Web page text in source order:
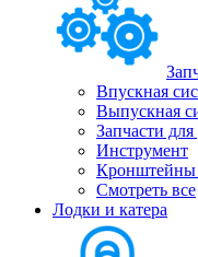
Впускная
Выпускная
Запчасти
Инструмент
Кронштейны
Смотреть все
Лодки и катера